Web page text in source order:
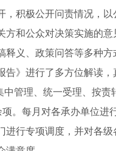
，积极公开问责情况，
方和公众对决策实施的
释义、政策问答等多种
告》进行了多方位解读
管理、统一受理、按
。每月对各承办单位
进行专项调度，并对各